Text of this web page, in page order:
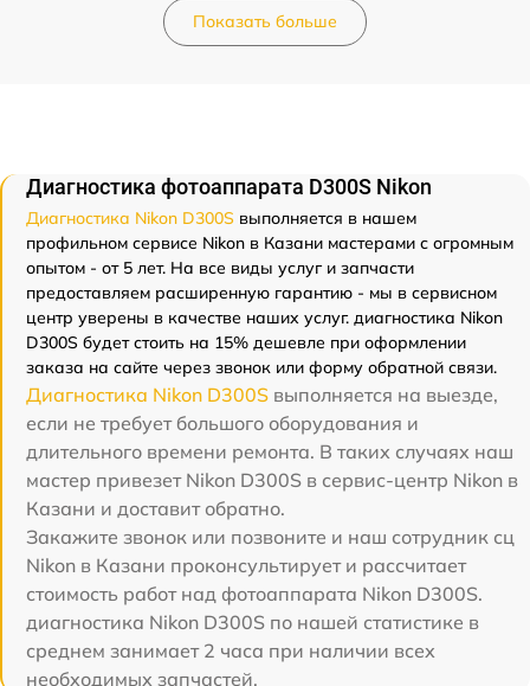
Показать больше
Диагностика фотоаппарата D300S Nikon
Диагностика Nikon D300S выполняется в нашем
профильном сервисе Nikon в Казани мастерами с огромным
опытом - от 5 лет. На все виды услуг и запчасти
предоставляем расширенную гарантию - мы в сервисном
центр уверены в качестве наших услуг. диагностика Nikon
D300S будет стоить на 15% дешевле при оформлении
заказа на сайте через звонок или форму обратной связи.
Диагностика Nikon D300S выполняется на выезде,
если не требует большого оборудования и
длительного времени ремонта. В таких случаях наш
мастер привезет Nikon D300S в сервис-центр Nikon в
Казани и доставит обратно.
Закажите звонок или позвоните и наш сотрудник сц
Nikon в Казани проконсультирует и рассчитает
стоимость работ над фотоаппарата Nikon D300S.
диагностика Nikon D300S по нашей статистике в
среднем занимает 2 часа при наличии всех
необходимых запчастей.